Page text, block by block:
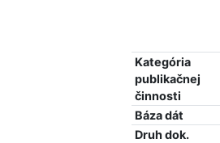
Kategória
publikačnej
činnosti
Báza dát
Druh dok.